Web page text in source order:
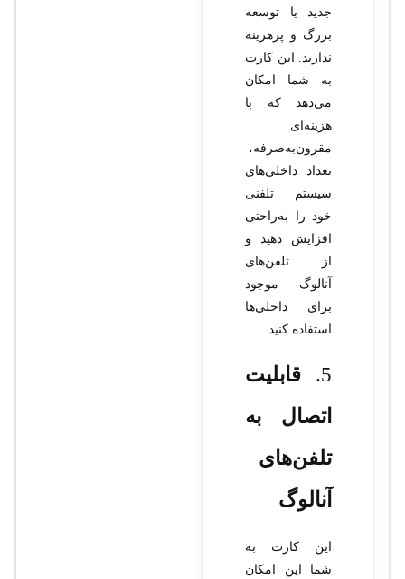
جدید یا توسعه
بزرگ و پرهزینه
ندارید. این کارت
به شما امکان
می‌دهد که با
هزینه‌ای
مقرون‌به‌صرفه،
تعداد داخلی‌های
سیستم تلفنی
خود را به‌راحتی
افزایش دهید و
از تلفن‌های
آنالوگ موجود
برای داخلی‌ها
استفاده کنید.
5.
قابلیت
اتصال به
تلفن‌های
آنالوگ
این کارت به
شما این امکان